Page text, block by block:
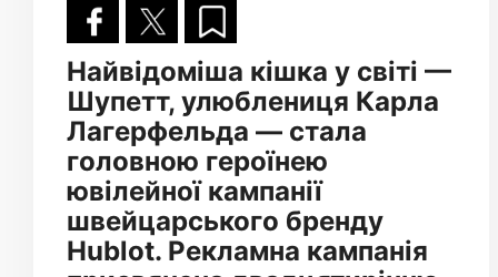
Найвідоміша кішка у світі —
Шупетт, улюблениця Карла
Лагерфельда — стала
головною героїнею
ювілейної кампанії
швейцарського бренду
Hublot. Рекламна кампанія